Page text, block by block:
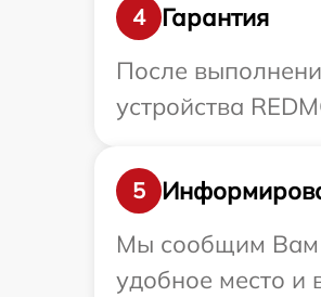
4
Гарантия
После
устройства
5
Мы сообщим Вам
удобное место и